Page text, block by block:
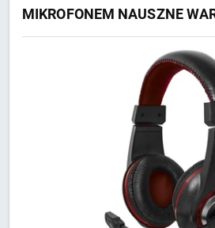
MIKROFONEM NAUSZNE
185 CZARNO-CZERWONE